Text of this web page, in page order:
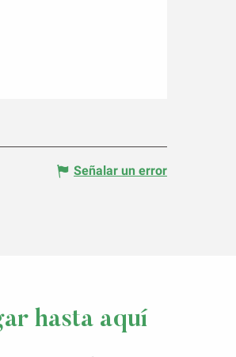
Señalar un error
hasta aquí